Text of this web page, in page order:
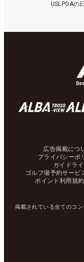
USLPGAの
広告掲載につ
プライバシーポ
ガイドラ
ゴルフ場予約サービ
ポイント利用規約
掲載されている全てのコ